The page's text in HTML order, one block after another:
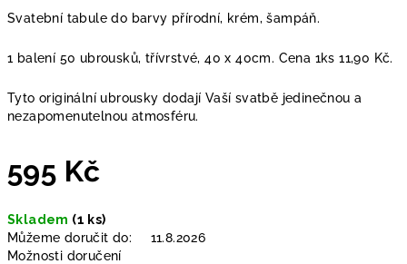
Svatební tabule do barvy přírodní, krém, šampáň.
1 balení 50 ubrousků, třívrstvé, 40 x 40cm. Cena 1ks 11,90 Kč.
Tyto originální ubrousky dodají Vaší svatbě jedinečnou a
nezapomenutelnou atmosféru.
595 Kč
cena:
Skladem (1 ks)
Můžeme doručit do:
11.8.2026
Možnosti doručení